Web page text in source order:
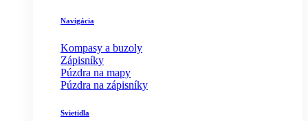
Navigácia
Kompasy a buzoly
Zápisníky
Púzdra na mapy
Púzdra na zápisníky
Svietidla